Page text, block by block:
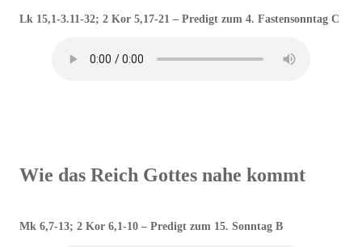
Lk 15,1-3.11-32; 2 Kor 5,17-21 – Predigt zum 4. Fastensonntag C
Wie das Reich Gottes nahe kommt
Mk 6,7-13; 2 Kor 6,1-10 – Predigt zum 15. Sonntag B